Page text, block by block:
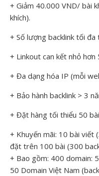
+ Giảm 40.000 VND/ bài
khích).
+ Số lượng backlink tối đa
+ Linkout can kết nhỏ hơn
+ Đa dạng hóa IP (mỗi
+ Bảo hành backlink > 3
+ Đặt hàng tối thiểu 50
+ Khuyến mãi: 10 bài viết
đặt trên 100 bài (300
+ Bao gồm: 400 domain:
50 Domain Việt Nam